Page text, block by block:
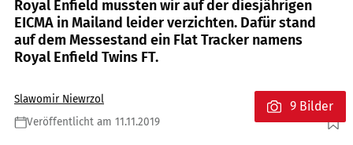
Royal Enfield mussten wir auf der diesjährigen
EICMA in Mailand leider verzichten. Dafür stand
auf dem Messestand ein Flat Tracker namens
Royal Enfield Twins FT.
Slawomir Niewrzol
Veröffentlicht am 11.11.2019
Foto: Jörg Künstle
9 Bilder